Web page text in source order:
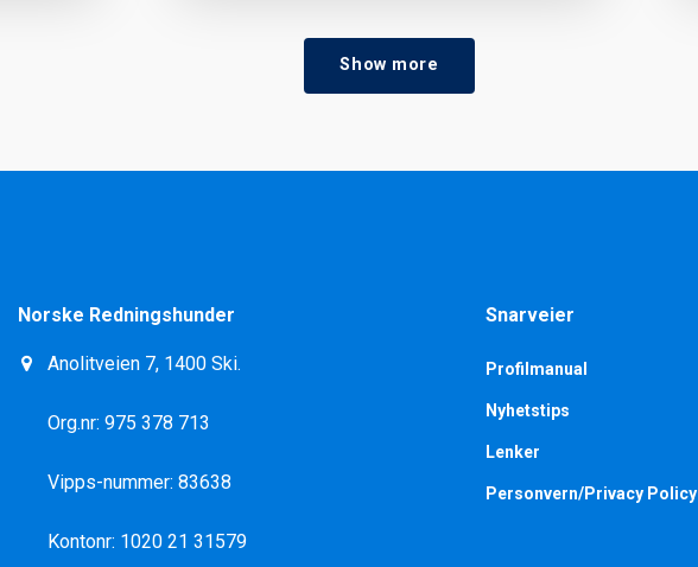
Show more
Norske Redningshunder
Anolitveien 7, 1400 Ski.
Org.nr: 975 378 713
Vipps-nummer: 83638
Kontonr: 1020 21 31579
Snarveier
Profilmanual
Nyhetstips
Lenker
Personvern/Privacy Policy